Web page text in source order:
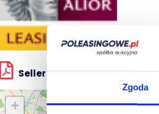
Zgoda
Seller`s terms and conditions
+